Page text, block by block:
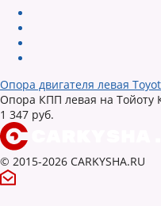
Опора двигателя левая
Опора КПП левая на Тойоту
1 347 руб.
© 2015-2026 CARKYSHA.RU